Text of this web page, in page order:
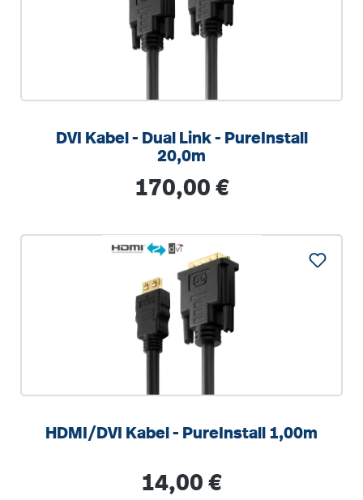
DVI Kabel - Dual Link - PureInstall
20,0m
Regulärer Preis:
170,00 €
HDMI/DVI Kabel - PureInstall 1,00m
Regulärer Preis:
14,00 €